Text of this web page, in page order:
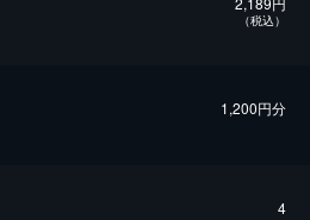
（税込）
1,200円分
4